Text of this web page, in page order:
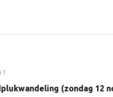
(zondag 12